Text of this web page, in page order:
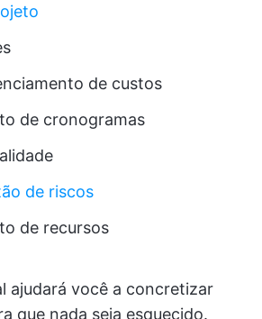
de custos
de cronogramas
de riscos
de recursos
ajudará você a concretizar
que nada seja esquecido.